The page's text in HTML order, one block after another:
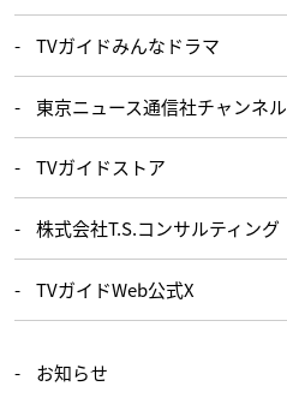
TVガイドみんなドラマ
東京ニュース通信社チャンネル
TVガイドストア
株式会社T.S.コンサルティング
TVガイドWeb公式X
お知らせ